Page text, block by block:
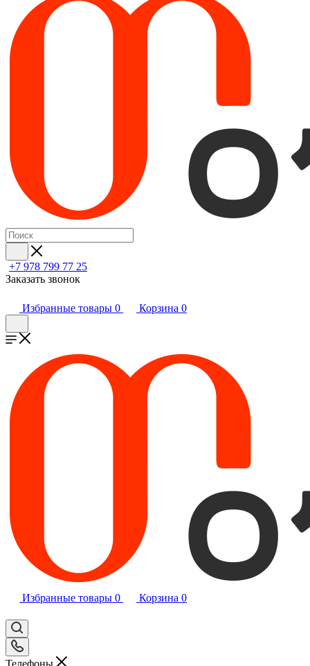
+7 978 799 77 25
Заказать звонок
Избранные товары 0 Корзина 0
Избранные товары 0 Корзина 0
Телефоны